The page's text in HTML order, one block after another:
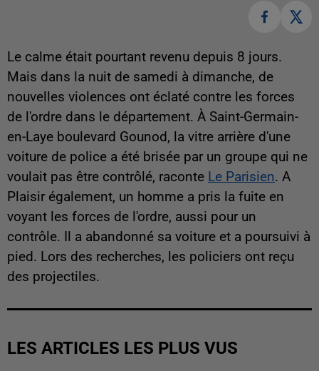
Le calme était pourtant revenu depuis 8 jours.
Mais dans la nuit de samedi à dimanche, de
nouvelles violences ont éclaté contre les forces
de l'ordre dans le département. À Saint-Germain-
en-Laye boulevard Gounod, la vitre arrière d'une
voiture de police a été brisée par un groupe qui ne
voulait pas être contrôlé, raconte Le Parisien. A
Plaisir également, un homme a pris la fuite en
voyant les forces de l'ordre, aussi pour un
contrôle. Il a abandonné sa voiture et a poursuivi à
pied. Lors des recherches, les policiers ont reçu
des projectiles.
LES ARTICLES LES PLUS VUS